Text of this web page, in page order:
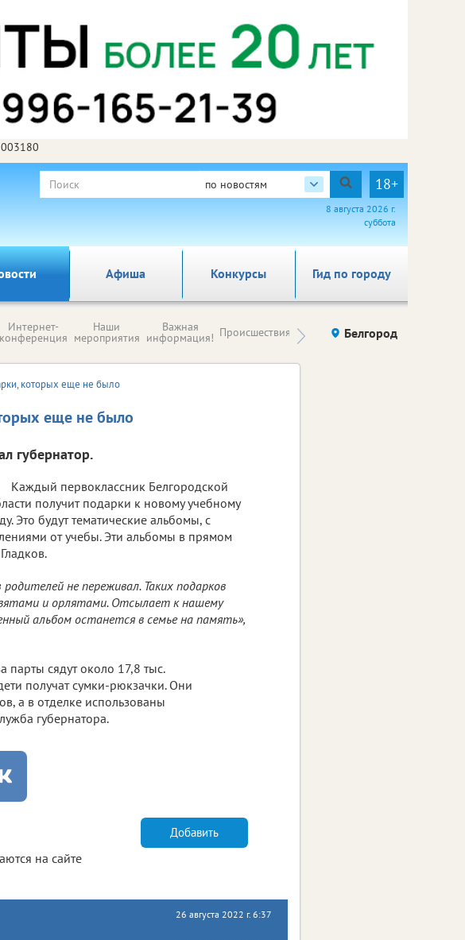
по новостям 18+
8 августа 2026 г.
суббота
Афиша Гид по городу
Конкурсы
Интернет-
конференция
Наши
мероприятия
Важная
информация! Происшествия Здоровье компаний (на
правах
Белгород
которых еще не было
еще не было
губернатор.
Каждый первоклассник Белгородской
получит подарки к новому учебному
Это будут тематические альбомы, с
от учебы. Эти альбомы в прямом
не переживал. Таких подарков
и орлятами. Отсылает к нашему
альбом останется в семье на память»,
парты сядут около 17,8 тыс.
получат сумки-рюкзачки. Они
а в отделке использованы
губернатора.
на сайте
Добавить
26 августа 2022 г. 6:37